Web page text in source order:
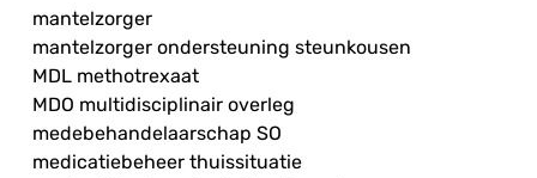
mantelzorger
mantelzorger ondersteuning steunkousen
MDL methotrexaat
MDO multidisciplinair overleg
medebehandelaarschap SO
medicatiebeheer thuissituatie